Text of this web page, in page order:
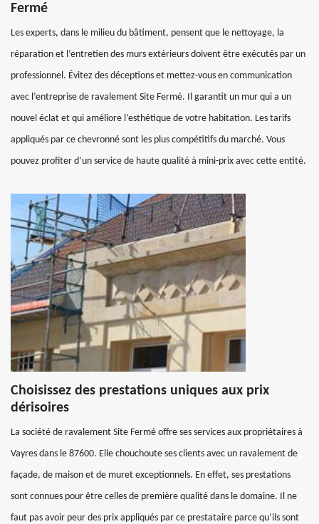
Fermé
Les experts, dans le milieu du bâtiment, pensent que le nettoyage, la
réparation et l’entretien des murs extérieurs doivent être exécutés par un
professionnel. Évitez des déceptions et mettez-vous en communication
avec l’entreprise de ravalement Site Fermé. Il garantit un mur qui a un
nouvel éclat et qui améliore l’esthétique de votre habitation. Les tarifs
appliqués par ce chevronné sont les plus compétitifs du marché. Vous
pouvez profiter d’un service de haute qualité à mini-prix avec cette entité.
Choisissez des prestations uniques aux prix
dérisoires
La société de ravalement Site Fermé offre ses services aux propriétaires à
Vayres dans le 87600. Elle chouchoute ses clients avec un ravalement de
façade, de maison et de muret exceptionnels. En effet, ses prestations
sont connues pour être celles de première qualité dans le domaine. Il ne
faut pas avoir peur des prix appliqués par ce prestataire parce qu’ils sont